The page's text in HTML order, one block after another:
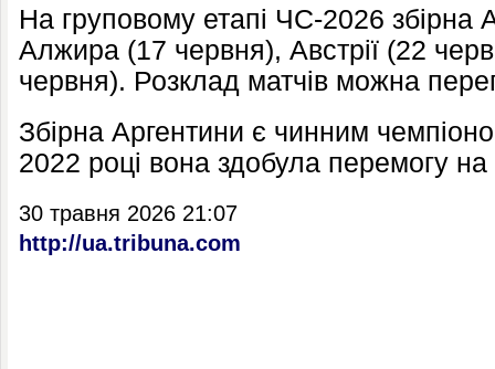
На груповому етапі ЧС-2026 збірна
Алжира (17 червня), Австрії (22
червня). Розклад матчів можна
Збірна Аргентини є чинним
2022 році вона здобула перемогу на
30 травня 2026 21:07
http://ua.tribuna.com